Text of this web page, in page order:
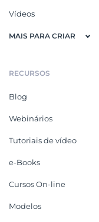
Vídeos
MAIS PARA CRIAR
RECURSOS
Blog
Webinários
Tutoriais de vídeo
e-Books
Cursos On-line
Modelos